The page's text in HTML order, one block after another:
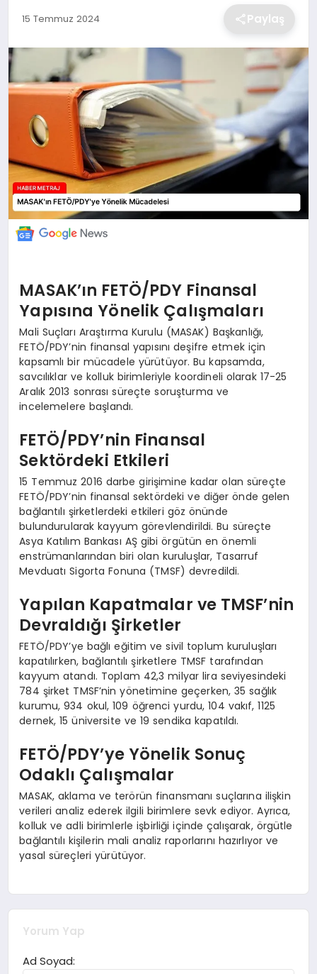
EKONOMİ
MAGAZİN
TEKNOLOJİ
SAĞLIK
EĞİTİM
15 Temmuz 2024 Paylaş
MASAK’ın FETÖ/PDY Finansal
Yapısına Yönelik Çalışmaları
Mali Suçları Araştırma Kurulu (MASAK) Başkanlığı,
FETÖ/PDY’nin finansal yapısını deşifre etmek için
kapsamlı bir mücadele yürütüyor. Bu kapsamda,
savcılıklar ve kolluk birimleriyle koordineli olarak 17-25
Aralık 2013 sonrası süreçte soruşturma ve
incelemelere başlandı.
FETÖ/PDY’nin Finansal
Sektördeki Etkileri
15 Temmuz 2016 darbe girişimine kadar olan süreçte
FETÖ/PDY’nin finansal sektördeki ve diğer önde gelen
bağlantılı şirketlerdeki etkileri göz önünde
bulundurularak kayyum görevlendirildi. Bu süreçte
Asya Katılım Bankası AŞ gibi örgütün en önemli
enstrümanlarından biri olan kuruluşlar, Tasarruf
Mevduatı Sigorta Fonuna (TMSF) devredildi.
Yapılan Kapatmalar ve TMSF’nin
Devraldığı Şirketler
FETÖ/PDY’ye bağlı eğitim ve sivil toplum kuruluşları
kapatılırken, bağlantılı şirketlere TMSF tarafından
kayyum atandı. Toplam 42,3 milyar lira seviyesindeki
784 şirket TMSF’nin yönetimine geçerken, 35 sağlık
kurumu, 934 okul, 109 öğrenci yurdu, 104 vakıf, 1125
dernek, 15 üniversite ve 19 sendika kapatıldı.
FETÖ/PDY’ye Yönelik Sonuç
Odaklı Çalışmalar
MASAK, aklama ve terörün finansmanı suçlarına ilişkin
verileri analiz ederek ilgili birimlere sevk ediyor. Ayrıca,
kolluk ve adli birimlerle işbirliği içinde çalışarak, örgütle
bağlantılı kişilerin mali analiz raporlarını hazırlıyor ve
yasal süreçleri yürütüyor.
Yorum Yap
Ad Soyad: